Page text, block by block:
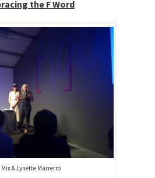
the F Word
Mix & Lynette Marrerro